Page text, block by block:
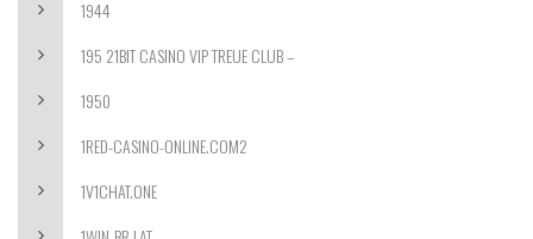
1944
195 21BIT CASINO VIP TREUE CLUB –
1950
1RED-CASINO-ONLINE.COM2
1V1CHAT.ONE